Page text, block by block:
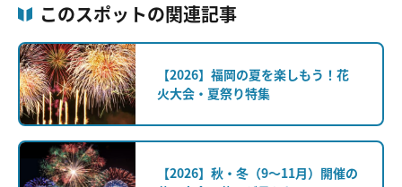
このスポットの関連記事
【2026】福岡の夏を楽しもう！花
火大会・夏祭り特集
【2026】秋・冬（9～11月）開催の